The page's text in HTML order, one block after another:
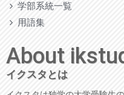
学部系統一覧
用語集
About
イクスタとは